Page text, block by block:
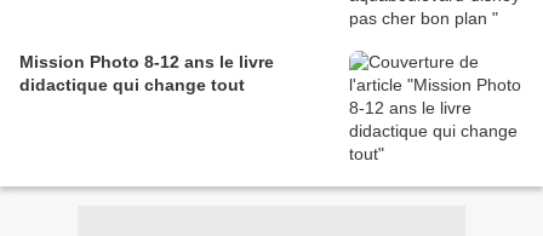
Mission Photo 8-12 ans le livre
didactique qui change tout